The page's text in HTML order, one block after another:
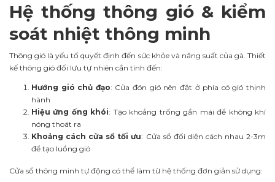
Hệ thống thông gió & kiểm
soát nhiệt thông minh
Thông gió là yếu tố quyết định đến sức khỏe và năng suất của gà. Thiết
kế thông gió đối lưu tự nhiên cần tính đến:
Hướng gió chủ đạo: Cửa đón gió nên đặt ở phía có gió thịnh
hành
Hiệu ứng ống khói: Tạo khoảng trống gần mái để không khí
nóng thoát ra
Khoảng cách cửa sổ tối ưu: Cửa sổ đối diện cách nhau 2-3m
để tạo luồng gió
Cửa sổ thông minh tự động có thể làm từ hệ thống đơn giản sử dụng: